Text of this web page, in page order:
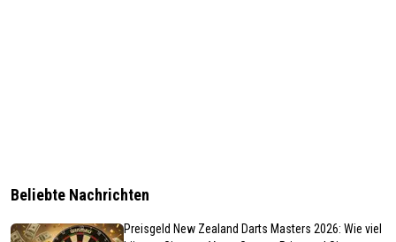
Beliebte Nachrichten
Preisgeld New Zealand Darts Masters 2026: Wie viel